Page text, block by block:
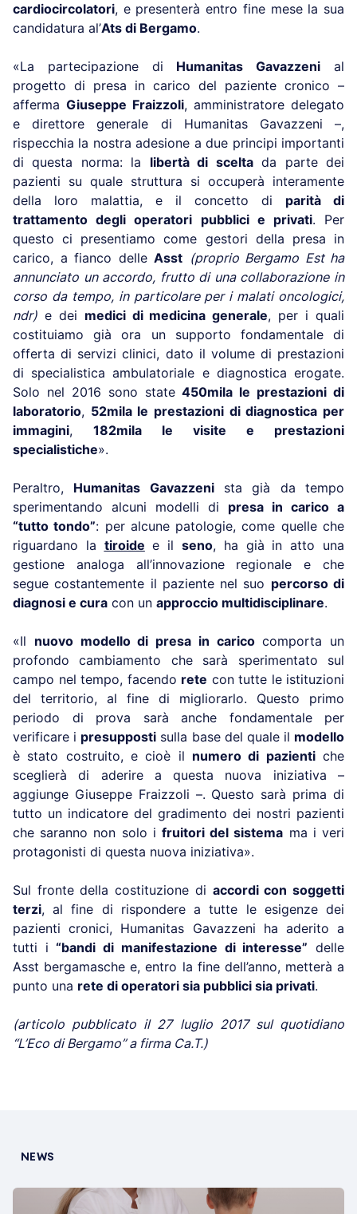
cardiocircolatori, e presenterà entro fine mese la sua
candidatura al’Ats di Bergamo.
«La partecipazione di Humanitas Gavazzeni al
progetto di presa in carico del paziente cronico –
afferma Giuseppe Fraizzoli, amministratore delegato
e direttore generale di Humanitas Gavazzeni –,
rispecchia la nostra adesione a due principi importanti
di questa norma: la libertà di sceltada parte dei
pazienti su quale struttura si occuperà interamente
della loro malattia, e il concetto di parità di
trattamento degli operatori pubblici e privati. Per
questo ci presentiamo come gestori della presa in
carico, a fianco delle Asst (proprio Bergamo Est ha
annunciato un accordo, frutto di una collaborazione in
corso da tempo, in particolare per i malati oncologici,
ndr) e dei medici di medicina generale, per i quali
costituiamo già ora un supporto fondamentale di
offerta di servizi clinici, dato il volume di prestazioni
di specialistica ambulatoriale e diagnostica erogate.
Solo nel 2016 sono state450mila le prestazioni di
laboratorio, 52mila le prestazioni di diagnostica per
immagini, 182mila le visite e prestazioni
specialistiche».
Peraltro, Humanitas Gavazzenista già da tempo
sperimentando alcuni modelli di presa in carico a
“tutto tondo”: per alcune patologie, come quelle che
riguardano la tiroide e ilseno, ha già in atto una
gestione analoga all’innovazione regionale e che
segue costantemente il paziente nel suo percorso di
diagnosi e cura con un approccio multidisciplinare.
«Il nuovo modello di presa in caricocomporta un
profondo cambiamento che sarà sperimentato sul
campo nel tempo, facendo rete con tutte le istituzioni
del territorio, al fine di migliorarlo. Questo primo
periodo di prova sarà anche fondamentale per
verificare i presupposti sulla base del quale il modello
è stato costruito, e cioè il numero di pazientiche
sceglierà di aderire a questa nuova iniziativa –
aggiunge Giuseppe Fraizzoli –. Questo sarà prima di
tutto un indicatore del gradimento dei nostri pazienti
che saranno non solo i fruitori del sistema ma i veri
protagonisti di questa nuova iniziativa».
Sul fronte della costituzione di accordi con soggetti
terzi, al fine di rispondere a tutte le esigenze dei
pazienti cronici, Humanitas Gavazzeni ha aderito a
tutti i“bandi di manifestazione di interesse” delle
Asst bergamasche e, entro la fine dell’anno, metterà a
punto una rete di operatori sia pubblici sia privati.
(articolo pubblicato il 27 luglio 2017 sul quotidiano
“L’Eco di Bergamo” a firma Ca.T.)
NEWS